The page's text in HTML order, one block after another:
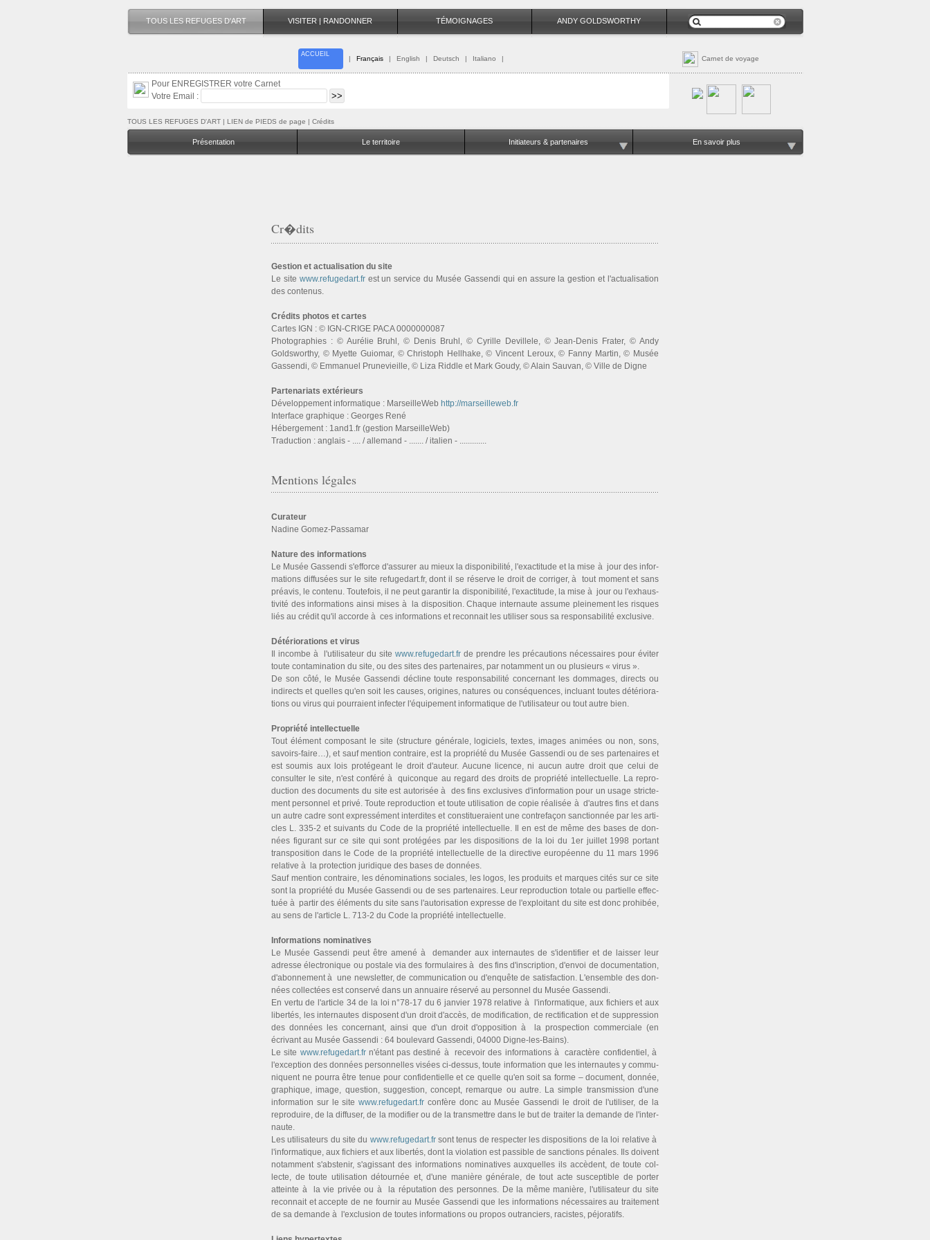
TOUS LES REFUGES D'ART VISITER | RANDONNER TÉMOIGNAGES ANDY GOLDSWORTHY
ACCUEIL
| Français | English | Deutsch | Italiano | Carnet de voyage
Pour ENREGISTRER votre Carnet
Votre Email :
TOUS LES REFUGES D'ART| LIEN de PIEDS de page | Crédits
Présentation Le territoire Initiateurs & partenaires En savoir plus
Cr�dits
Gestion et actualisation du site
Le site www.refugedart.frest un service du Musée Gassendi qui en assure la gestion et l'actualisation
des contenus.
Crédits photos et cartes
Cartes IGN : © IGN-CRIGE PACA 0000000087
Photographies : © Aurélie Bruhl, © Denis Bruhl, © Cyrille Devillele, © Jean-Denis Frater, © Andy
Goldsworthy, © Myette Guiomar, © Christoph Hellhake, © Vincent Leroux, © Fanny Martin, © Musée
Gassendi, © Emmanuel Prunevieille, © Liza Riddle et Mark Goudy, © Alain Sauvan, © Ville de Digne
Partenariats extérieurs
Développement informatique : MarseilleWeb http://marseilleweb.fr
Interface graphique : Georges René
Hébergement : 1and1.fr (gestion MarseilleWeb)
Traduction : anglais - .... / allemand - ....... / italien - .............
Mentions légales
Curateur
Nadine Gomez-Passamar
Nature des informations
Le Musée Gassendi s'efforce d'assu­rer au mieux la dis­po­ni­bi­lité, l'exac­ti­tude et la mise à jour des infor­
ma­tions dif­fu­sées sur le site refugedart.fr, dont il se réserve le droit de cor­ri­ger, à tout moment et sans
préa­vis, le contenu. Toutefois, il ne peut garan­tir la dis­po­ni­bi­lité, l'exac­ti­tude, la mise à jour ou l'exhaus­
ti­vité des infor­ma­tions ainsi mises à la dis­po­si­tion. Chaque inter­naute assume plei­ne­ment les ris­ques
liés au cré­dit qu'il accorde à ces infor­ma­tions et reconnait les uti­li­ser sous sa res­pon­sa­bi­lité exclu­sive.
Détériorations et virus
Il incombe à l'uti­li­sa­teur du site www.refugedart.fr de pren­dre les pré­cau­tions néces­sai­res pour éviter
toute conta­mi­na­tion du site, ou des sites des par­te­nai­res, par notam­ment un ou plu­sieurs « virus ».
De son côté, le Musée Gassendi décline toute res­pon­sa­bi­lité concer­nant les dom­ma­ges, directs ou
indi­rects et quel­les qu'en soit les cau­ses, ori­gi­nes, natu­res ou consé­quen­ces, incluant tou­tes dété­rio­ra­
tions ou virus qui pour­raient infec­ter l'équipement infor­ma­ti­que de l'uti­li­sa­teur ou tout autre bien.
Propriété intellectuelle
Tout élément com­po­sant le site (struc­ture géné­rale, logi­ciels, tex­tes, ima­ges ani­mées ou non, sons,
savoirs-faire…), et sauf men­tion contraire, est la pro­priété du Musée Gassendi ou de ses par­te­nai­res et
est sou­mis aux lois pro­té­geant le droit d'auteur. Aucune licence, ni aucun autre droit que celui de
consul­ter le site, n'est conféré à qui­conque au regard des droits de pro­priété intel­lec­tuelle. La repro­
duc­tion des docu­ments du site est auto­ri­sée à des fins exclu­si­ves d'infor­ma­tion pour un usage stric­te­
ment per­son­nel et privé. Toute repro­duc­tion et toute uti­li­sa­tion de copie réa­li­sée à d'autres fins et dans
un autre cadre sont expres­sé­ment inter­di­tes et cons­ti­tue­raient une contre­fa­çon sanc­tion­née par les arti­
cles L. 335-2 et sui­vants du Code de la pro­priété intel­lec­tuelle. Il en est de même des bases de don­
nées figu­rant sur ce site qui sont pro­té­gées par les dis­po­si­tions de la loi du 1er juillet 1998 por­tant
trans­po­si­tion dans le Code de la pro­priété intel­lec­tuelle de la direc­tive euro­péenne du 11 mars 1996
rela­tive à la pro­tec­tion juri­di­que des bases de don­nées.
Sauf men­tion contraire, les déno­mi­na­tions socia­les, les logos, les pro­duits et mar­ques cités sur ce site
sont la pro­priété du Musée Gassendi ou de ses par­te­nai­res. Leur repro­duc­tion totale ou par­tielle effec­
tuée à par­tir des éléments du site sans l'auto­ri­sa­tion expresse de l'exploi­tant du site est donc pro­hi­bée,
au sens de l'arti­cle L. 713-2 du Code la pro­priété intel­lec­tuelle.
Informations nominatives
Le Musée Gassendi peut être amené à deman­der aux inter­nau­tes de s'iden­ti­fier et de lais­ser leur
adresse électronique ou pos­tale via des for­mu­lai­res à des fins d'ins­crip­tion, d'envoi de docu­men­ta­tion,
d'abon­ne­ment à une news­let­ter, de com­mu­ni­ca­tion ou d'enquête de satis­fac­tion. L'ensem­ble des don­
nées col­lec­tées est conservé dans un annuaire réservé au per­son­nel du Musée Gassendi.
En vertu de l'arti­cle 34 de la loi n°78-17 du 6 jan­vier 1978 rela­tive à l'infor­ma­ti­que, aux fichiers et aux
liber­tés, les inter­nau­tes dis­po­sent d'un droit d'accès, de modi­fi­ca­tion, de rec­ti­fi­ca­tion et de sup­pres­sion
des don­nées les concer­nant, ainsi que d'un droit d'oppo­si­tion à la pros­pec­tion com­mer­ciale (en
écrivant au Musée Gassendi : 64 boulevard Gassendi, 04000 Digne-les-Bains).
Le site www.refugedart.frn'étant pas des­tiné à rece­voir des infor­ma­tions à carac­tère confi­den­tiel, à
l'excep­tion des don­nées per­son­nel­les visées ci-des­sus, toute infor­ma­tion que les inter­nau­tes y com­mu­
ni­quent ne pourra être tenue pour confi­den­tielle et ce quelle qu'en soit sa forme – docu­ment, don­née,
gra­phi­que, image, ques­tion, sug­ges­tion, concept, remar­que ou autre. La sim­ple trans­mis­sion d'une
infor­ma­tion sur le sitewww.refugedart.fr confère donc au Musée Gassendi le droit de l'uti­li­ser, de la
repro­duire, de la dif­fu­ser, de la modi­fier ou de la trans­met­tre dans le but de trai­ter la demande de l'inter­
naute.
Les uti­li­sa­teurs du site du www.refugedart.frsont tenus de res­pec­ter les dis­po­si­tions de la loi rela­tive à
l'infor­ma­ti­que, aux fichiers et aux liber­tés, dont la vio­la­tion est pas­si­ble de sanc­tions péna­les. Ils doi­vent
notam­ment s'abs­te­nir, s'agis­sant des infor­ma­tions nomi­na­ti­ves aux­quel­les ils accè­dent, de toute col­
lecte, de toute uti­li­sa­tion détour­née et, d'une manière géné­rale, de tout acte sus­cep­ti­ble de por­ter
atteinte à la vie pri­vée ou à la répu­ta­tion des per­son­nes. De la même manière, l'uti­li­sa­teur du site
reconnait et accepte de ne four­nir au Musée Gassendi que les infor­ma­tions néces­sai­res au trai­te­ment
de sa demande à l'exclu­sion de tou­tes infor­ma­tions ou pro­pos outran­ciers, racis­tes, péjo­ra­tifs.